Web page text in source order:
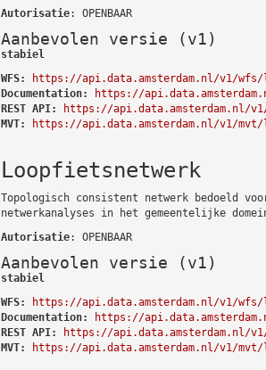
Autorisatie: OPENBAAR
Aanbevolen versie (v1)
stabiel
WFS:
https://api.data.amsterdam.nl/v1/
Documentation:
https://
REST API:
https://api.data.amsterdam.nl/
MVT:
https://api.data.amsterdam.nl/v1/
Loopfietsnetwerk
Topologisch consistent netwerk bedoeld
netwerkanalyses in het gemeentelijke
Autorisatie: OPENBAAR
Aanbevolen versie (v1)
stabiel
WFS:
https://api.data.amsterdam.nl/v1/
Documentation:
https://
REST API:
https://api.data.amsterdam.nl/
MVT:
https://api.data.amsterdam.nl/v1/